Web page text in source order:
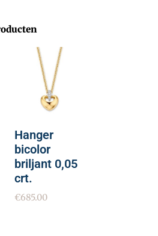
Hanger
bicolor
briljant 0,05
crt.
€685.00